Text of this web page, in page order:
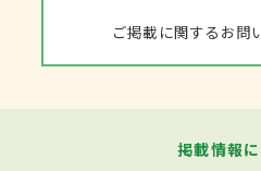
ご掲載に関するお問
掲載情報